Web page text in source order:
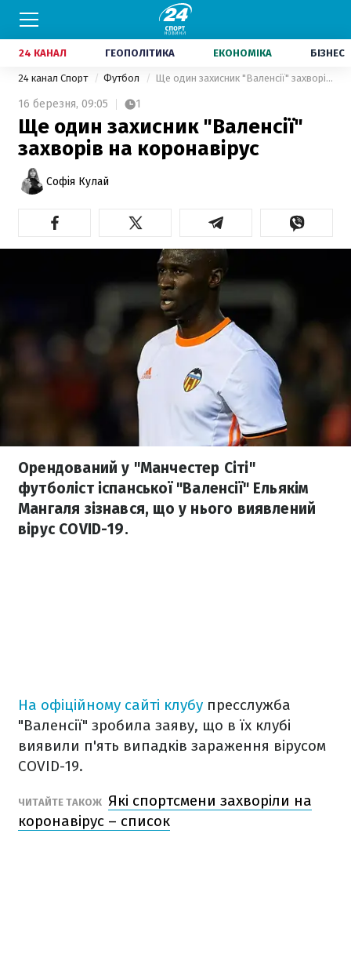
24 КАНАЛ ГЕОПОЛІТИКА ЕКОНОМІКА БІЗНЕС
24 канал Спорт Футбол Ще один захисник "Валенсії" захворів на коронавірус
16 березня, 09:05 1
Ще один захисник "Валенсії"
захворів на коронавірус
Софія Кулай
Орендований у "Манчестер Сіті"
футболіст іспанської "Валенсії" Ельякім
Мангаля зізнався, що у нього виявлений
вірус COVID-19.
На офіційному сайті клубу пресслужба
"Валенсії" зробила заяву, що в їх клубі
виявили п'ять випадків зараження вірусом
COVID-19.
ЧИТАЙТЕ ТАКОЖ Які спортсмени захворіли на
коронавірус – список